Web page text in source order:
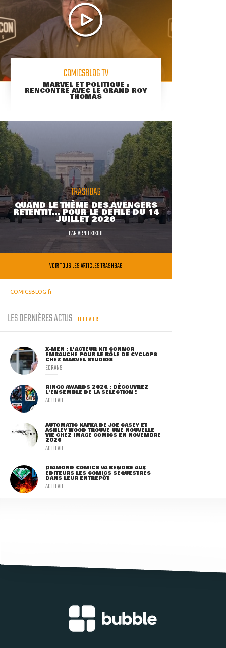
COMICSBLOG TV
MARVEL ET POLITIQUE :
RENCONTRE AVEC LE GRAND ROY
THOMAS
TRASHBAG
QUAND LE THÈME DES AVENGERS
RETENTIT... POUR LE DÉFILÉ DU 14
JUILLET 2026
PARARNO KIKOO
VOIR TOUS LES ARTICLES TRASHBAG
COMICSBLOG.fr
LES DERNIÈRES ACTUS TOUT VOIR
X-MEN : L'ACTEUR KIT CONNOR
EMBAUCHÉ POUR LE RÔLE DE CYCLOPS
CHEZ MARVEL STUDIOS
ECRANS
RINGO AWARDS 2026 : DÉCOUVREZ
L'ENSEMBLE DE LA SÉLECTION !
ACTU VO
AUTOMATIC KAFKA DE JOE CASEY ET
ASHLEY WOOD TROUVE UNE NOUVELLE
VIE CHEZ IMAGE COMICS EN NOVEMBRE
2026
ACTU VO
DIAMOND COMICS VA RENDRE AUX
ÉDITEURS LES COMICS SÉQUESTRÉS
DANS LEUR ENTREPÔT
ACTU VO